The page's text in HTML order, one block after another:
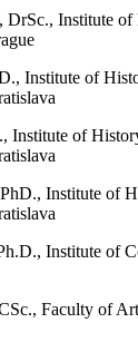
DrSc., Institute
Institute of
Institute of
Institute of
Institute of
Faculty of